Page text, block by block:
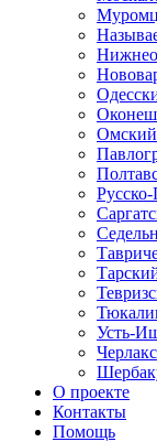
Омский
Усть-
О проекте
Контакты
Помощь